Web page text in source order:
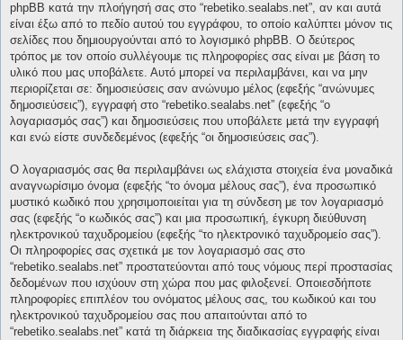
phpBB κατά την πλοήγησή σας στο “rebetiko.sealabs.net”, αν και αυτά
είναι έξω από το πεδίο αυτού του εγγράφου, το οποίο καλύπτει μόνον τις
σελίδες που δημιουργούνται από το λογισμικό phpBB. Ο δεύτερος
τρόπος με τον οποίο συλλέγουμε τις πληροφορίες σας είναι με βάση το
υλικό που μας υποβάλετε. Αυτό μπορεί να περιλαμβάνει, και να μην
περιορίζεται σε: δημοσιεύσεις σαν ανώνυμο μέλος (εφεξής “ανώνυμες
δημοσιεύσεις”), εγγραφή στο “rebetiko.sealabs.net” (εφεξής “ο
λογαριασμός σας”) και δημοσιεύσεις που υποβάλετε μετά την εγγραφή
και ενώ είστε συνδεδεμένος (εφεξής “οι δημοσιεύσεις σας”).
Ο λογαριασμός σας θα περιλαμβάνει ως ελάχιστα στοιχεία ένα μοναδικά
αναγνωρίσιμο όνομα (εφεξής “το όνομα μέλους σας”), ένα προσωπικό
μυστικό κωδικό που χρησιμοποιείται για τη σύνδεση με τον λογαριασμό
σας (εφεξής “ο κωδικός σας”) και μια προσωπική, έγκυρη διεύθυνση
ηλεκτρονικού ταχυδρομείου (εφεξής “το ηλεκτρονικό ταχυδρομείο σας”).
Οι πληροφορίες σας σχετικά με τον λογαριασμό σας στο
“rebetiko.sealabs.net” προστατεύονται από τους νόμους περί προστασίας
δεδομένων που ισχύουν στη χώρα που μας φιλοξενεί. Οποιεσδήποτε
πληροφορίες επιπλέον του ονόματος μέλους σας, του κωδικού και του
ηλεκτρονικού ταχυδρομείου σας που απαιτούνται από το
“rebetiko.sealabs.net” κατά τη διάρκεια της διαδικασίας εγγραφής είναι